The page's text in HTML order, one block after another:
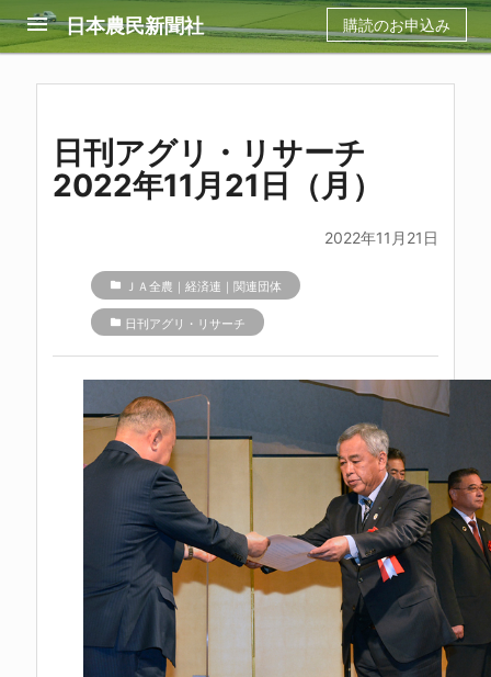
menu 日本農民新聞社 購読のお申込み
日刊アグリ・リサーチ
2022年11月21日（月）
2022年11月21日
folder ＪＡ全農｜経済連｜関連団体
folder 日刊アグリ・リサーチ